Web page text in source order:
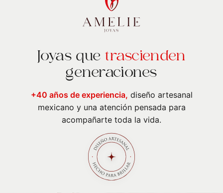
Joyas quetrascienden
generaciones
+40 años de experiencia, diseño artesanal
mexicano y una atención pensada para
acompañarte toda la vida.